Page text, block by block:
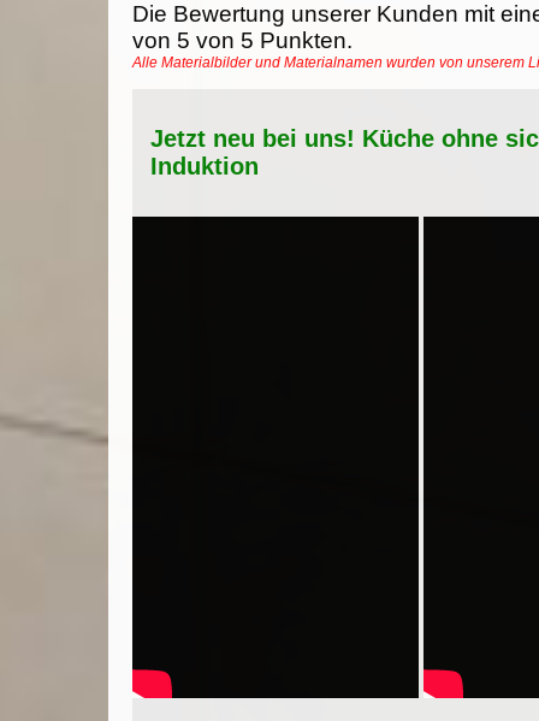
Die Bewertung unserer Kunden mit
von 5 von 5 Punkten.
Alle Materialbilder und Materialnamen wurden von unserem
Jetzt neu bei uns! Küche ohne
Induktion